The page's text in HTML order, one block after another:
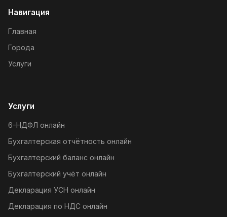
Навигация
Главная
Города
Услуги
Услуги
6-НДФЛ онлайн
Бухгалтерская отчётность онлайн
Бухгалтерский баланс онлайн
Бухгалтерский учёт онлайн
Декларация УСН онлайн
Декларация по НДС онлайн